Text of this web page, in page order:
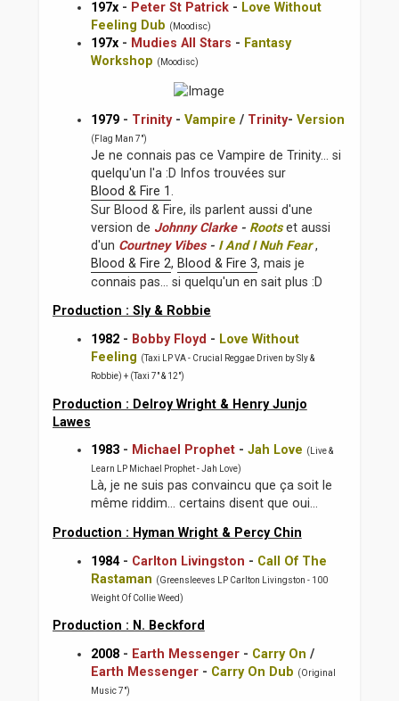
197x- Peter St Patrick- Love Without
Feeling Dub (Moodisc)
197x- Mudies All Stars - Fantasy
Workshop (Moodisc)
1979- Trinity- Vampire / Trinity- Version
(Flag Man 7")
Je ne connais pas ce Vampire de Trinity... si
quelqu'un l'a :D Infos trouvées sur
Blood & Fire 1
Sur Blood & Fire, ils parlent aussi d'une
version de Johnny Clarke - Roots et aussi
d'un Courtney Vibes- I And I Nuh Fear ,
Blood & Fire 2, Blood & Fire 3, mais je
connais pas... si quelqu'un en sait plus :D
Production : Sly & Robbie
1982- Bobby Floyd - Love Without
Feeling (Taxi LP VA - Crucial Reggae Driven by Sly &
Robbie) + (Taxi 7" & 12")
Production : Delroy Wright & Henry Junjo
Lawes
1983- Michael Prophet- Jah Love (Live &
Learn LP Michael Prophet - Jah Love)
Là, je ne suis pas convaincu que ça soit le
même riddim... certains disent que oui...
Production : Hyman Wright & Percy Chin
1984- Carlton Livingston - Call Of The
Rastaman (Greensleeves LP Carlton Livingston - 100
Weight Of Collie Weed)
Production : N. Beckford
2008- Earth Messenger - Carry On /
Earth Messenger- Carry On Dub (Original
Music 7")